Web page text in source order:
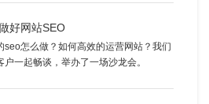
好网站SEO
seo怎么做？如何高效的运营网站？我们
户一起畅谈，举办了一场沙龙会。